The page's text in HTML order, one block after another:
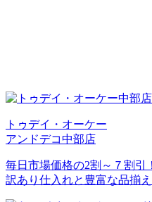
トゥデイ・オーケー
アンドデコ中部店
毎日市場価格の2割～７割引！
訳あり仕入れと豊富な品揃え